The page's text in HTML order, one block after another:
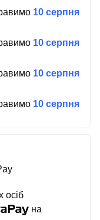
10 серпня
10 серпня
10 серпня
10 серпня
осіб
на